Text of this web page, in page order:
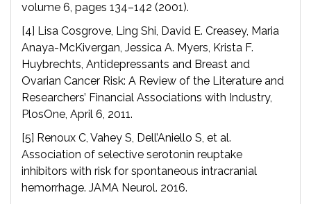
volume 6, pages 134–142 (2001).
[4] Lisa Cosgrove, Ling Shi, David E. Creasey, Maria
Anaya-McKivergan, Jessica A. Myers, Krista F.
Huybrechts, Antidepressants and Breast and
Ovarian Cancer Risk: A Review of the Literature and
Researchers’ Financial Associations with Industry,
PlosOne, April 6, 2011.
[5] Renoux C, Vahey S, Dell’Aniello S, et al.
Association of selective serotonin reuptake
inhibitors with risk for spontaneous intracranial
hemorrhage. JAMA Neurol. 2016.